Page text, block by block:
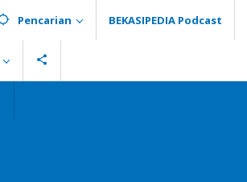
Pencarian BEKASIPEDIA Podcast